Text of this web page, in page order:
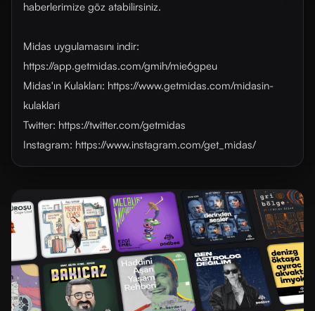
haberlerimize göz atabilirsiniz.
Midas uygulamasını indir:
https://app.getmidas.com/gmih/mie6gpeu
Midas'ın Kulakları: https://www.getmidas.com/midasin-
kulaklari
Twitter: https://twitter.com/getmidas
Instagram: https://www.instagram.com/get_midas/